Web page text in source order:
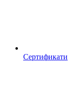
Сертификати